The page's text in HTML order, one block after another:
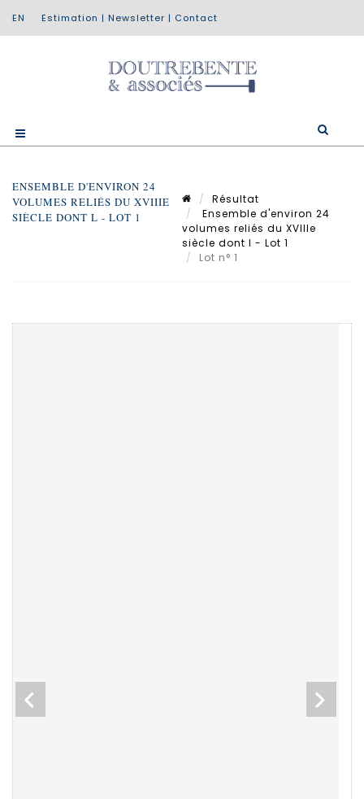
Estimation | Newsletter | Contact
ENSEMBLE D'ENVIRON 24
VOLUMES RELIÉS DU XVIIIE
SIÈCLE DONT L - LOT 1
Résultat
Ensemble d'environ 24
volumes reliés du XVIIIe
siècle dont l - Lot 1
Lot n° 1